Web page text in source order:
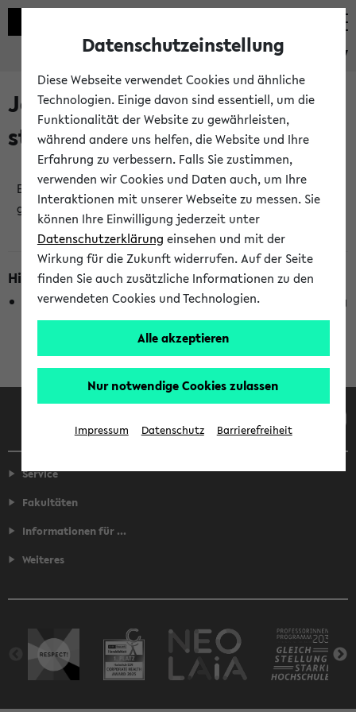
eKVV
Jetzt und in Kürze
stattfindende Veranstaltungen
Es wurden keine jetzt stattfindenden Veranstaltungen
gefunden!
Hinweise zur Liste
Die Anzeige ist semesterübergreifend und nicht abhängig
vom im eKVV gewählten Semester.
Facebook Instagram LinkedIn TikTok
Service
Fakultäten
Informationen für ...
Weiteres
Datenschutzeinstellung
Diese Webseite verwendet Cookies und ähnliche
Technologien. Einige davon sind essentiell, um die
Funktionalität der Website zu gewährleisten,
während andere uns helfen, die Website und Ihre
Erfahrung zu verbessern. Falls Sie zustimmen,
verwenden wir Cookies und Daten auch, um Ihre
Interaktionen mit unserer Webseite zu messen. Sie
können Ihre Einwilligung jederzeit unter
Datenschutzerklärung einsehen und mit der
Wirkung für die Zukunft widerrufen. Auf der Seite
finden Sie auch zusätzliche Informationen zu den
verwendeten Cookies und Technologien.
Alle akzeptieren
Nur notwendige Cookies zulassen
Impressum Datenschutz Barrierefreiheit